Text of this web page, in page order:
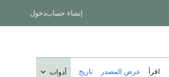
إنشاء حسابدخول
اقرأ عرض المصدر تاريخ أدوات